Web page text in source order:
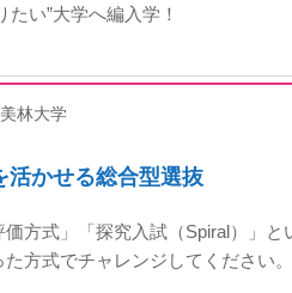
たい”大学へ編入学！
林大学
活かせる総合型選抜
価方式」「探究入試（Spiral）」
方式でチャレンジしてください